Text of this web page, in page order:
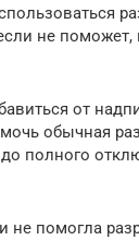
не поможет,
от
обычная
полного
не помогла